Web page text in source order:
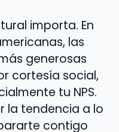
importa. En
las
generosas
cortesía social,
tu NPS.
la tendencia a lo
contigo